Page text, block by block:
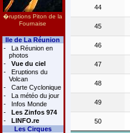
�ruptions Piton de la
Fournaise
Ile de La Réunion
-
La Réunion en
photos
-
Vue du ciel
-
Eruptions du
Volcan
-
Carte Cyclonique
-
La météo du jour
-
Infos Monde
-
Les Zinfos 974
-
LINFO.re
Les Cirques
44
45
46
47
48
49
50